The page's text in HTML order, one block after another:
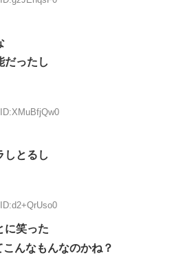
だったし
しとるし
に笑った
んなもんなのかね？